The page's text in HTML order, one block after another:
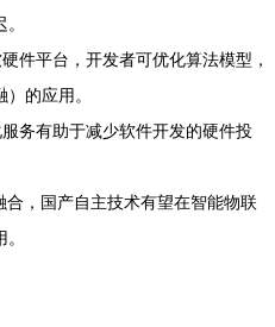
件平台，开发者可优化算法模型，
的应用。
务有助于减少软件开发的硬件投
，国产自主技术有望在智能物联